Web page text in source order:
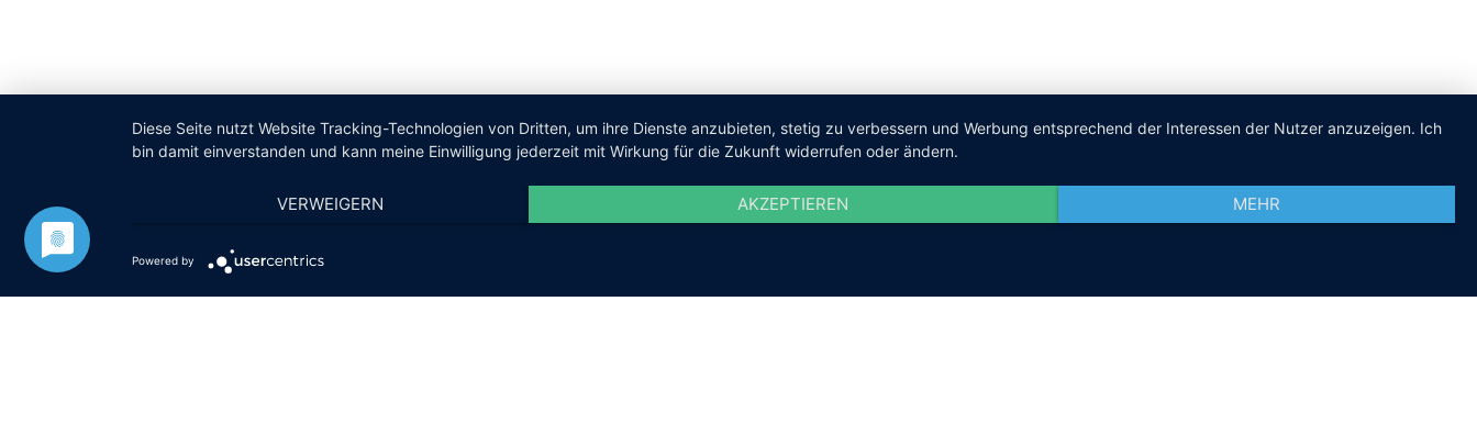
Diese Seite nutzt Website Tracking-Technologien von Dritten, um ihre Dienste anzubieten, stetig zu verbessern und Werbung entsprechend der Interessen der Nutzer anzuzeigen. Ich
bin damit einverstanden und kann meine Einwilligung jederzeit mit Wirkung für die Zukunft widerrufen oder ändern.
VERWEIGERN AKZEPTIEREN MEHR
Powered by